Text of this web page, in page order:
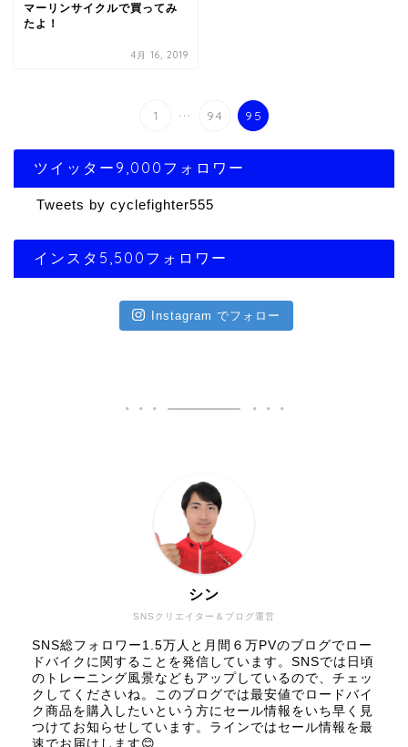
マーリンサイクルで買ってみ
たよ！
4月 16, 2019
1 ... 94 95
ツイッター9,000フォロワー
Tweets by cyclefighter555
インスタ5,500フォロワー
Instagram でフォロー
SNSクリエイター＆ブログ運営
シン
SNS総フォロワー1.5万人と月間６万PVのブログでロー
ドバイクに関することを発信しています。SNSでは日頃
のトレーニング風景などもアップしているので、チェッ
クしてくださいね。このブログでは最安値でロードバイ
ク商品を購入したいという方にセール情報をいち早く見
つけてお知らせしています。ラインではセール情報を最
速でお届けします😊